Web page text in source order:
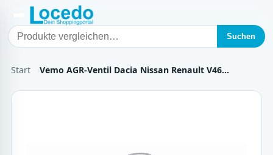
Suchen
Start Vemo AGR-Ventil Dacia Nissan Renault V46…